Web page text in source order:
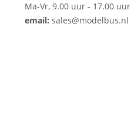
Ma-Vr, 9.00 uur - 17.00 uur
email: sales@modelbus.nl